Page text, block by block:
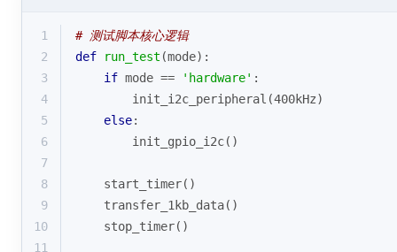
1
# 测试脚本核心逻辑
2
def run_test (mode):
3
if mode == 'hardware' :
4
        init_i2c_peripheral(400kHz)
5
else:
6
        init_gpio_i2c()
7
8
    start_timer()
9
    transfer_1kb_data()
10
    stop_timer()
11